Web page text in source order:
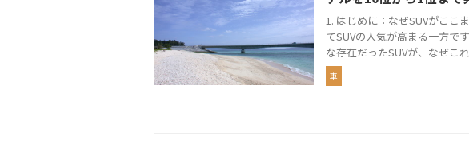
1. はじめに：なぜSUVがここ
てSUVの人気が高まる一方で
な存在だったSUVが、なぜこ
車